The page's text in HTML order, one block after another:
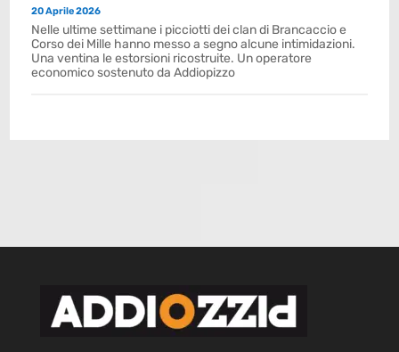
20 Aprile 2026
Nelle ultime settimane i picciotti dei clan di Brancaccio e
Corso dei Mille hanno messo a segno alcune intimidazioni.
Una ventina le estorsioni ricostruite. Un operatore
economico sostenuto da Addiopizzo